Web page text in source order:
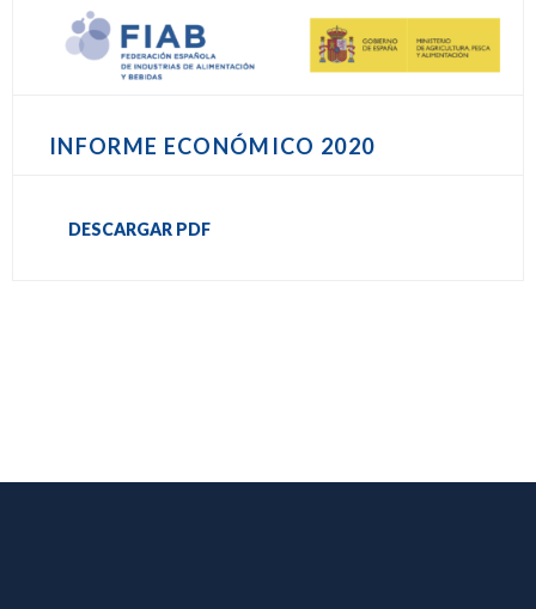
INFORME ECONÓMICO 2020
DESCARGAR PDF